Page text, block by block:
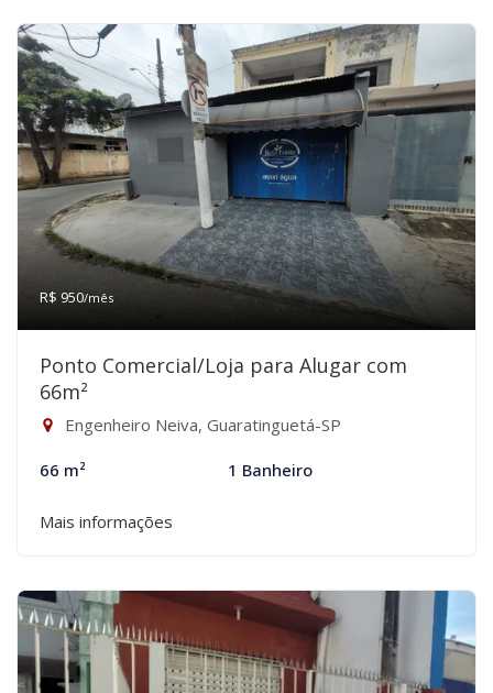
R$ 950/mês
Ponto Comercial/Loja para Alugar com
66m²
Engenheiro Neiva, Guaratinguetá-SP
66 m² 1 Banheiro
Mais informações